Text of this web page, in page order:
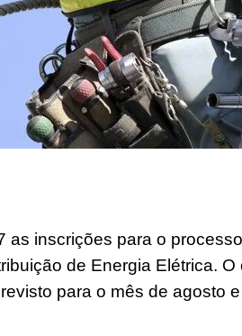
as inscrições para o
de Energia Elétrica.
para o mês de agosto